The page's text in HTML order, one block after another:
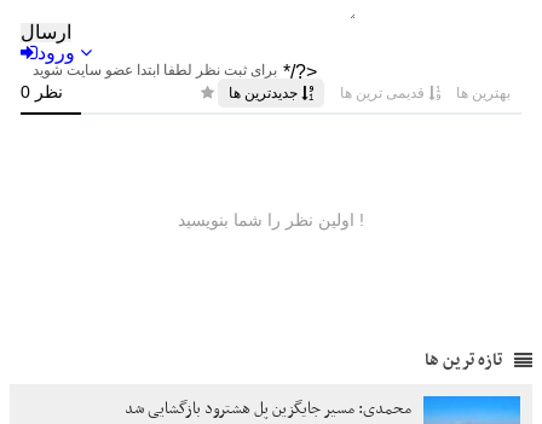
تازه ترین ها
محمدی: مسیر جایگزین پل هشترود بازگشایی شد